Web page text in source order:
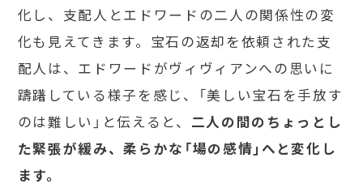
化し、支配人とエドワードの二人の関係性の変
化も見えてきます。宝石の返却を依頼された支
配人は、エドワードがヴィヴィアンへの思いに
躊躇している様子を感じ、「美しい宝石を手放す
のは難しい」と伝えると、 二人の間のちょっとし
た緊張が緩み、柔らかな「場の感情」へと変化し
ます。